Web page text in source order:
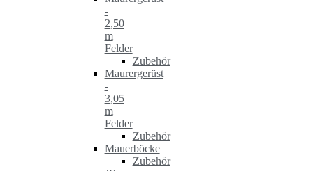
-
2,50
m
Felder
Zubehör
Maurergerüst
-
3,05
m
Felder
Zubehör
Mauerböcke
Zubehör